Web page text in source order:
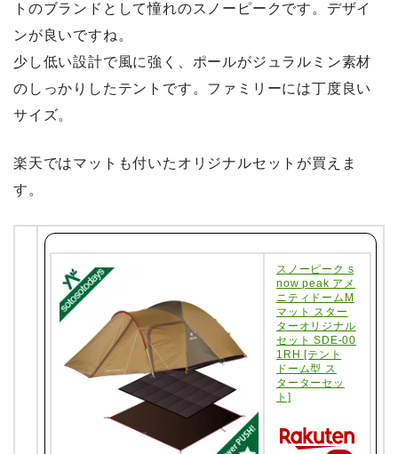
トのブランドとして憧れのスノーピークです。デザイ
ンが良いですね。
少し低い設計で風に強く、ポールがジュラルミン素材
のしっかりしたテントです。ファミリーには丁度良い
サイズ。
楽天ではマットも付いたオリジナルセットが買えま
す。
スノーピーク s
now peak アメ
ニティドームM
マット スター
ターオリジナル
セット SDE-00
1RH [テント
ドーム型 ス
ターターセッ
ト]